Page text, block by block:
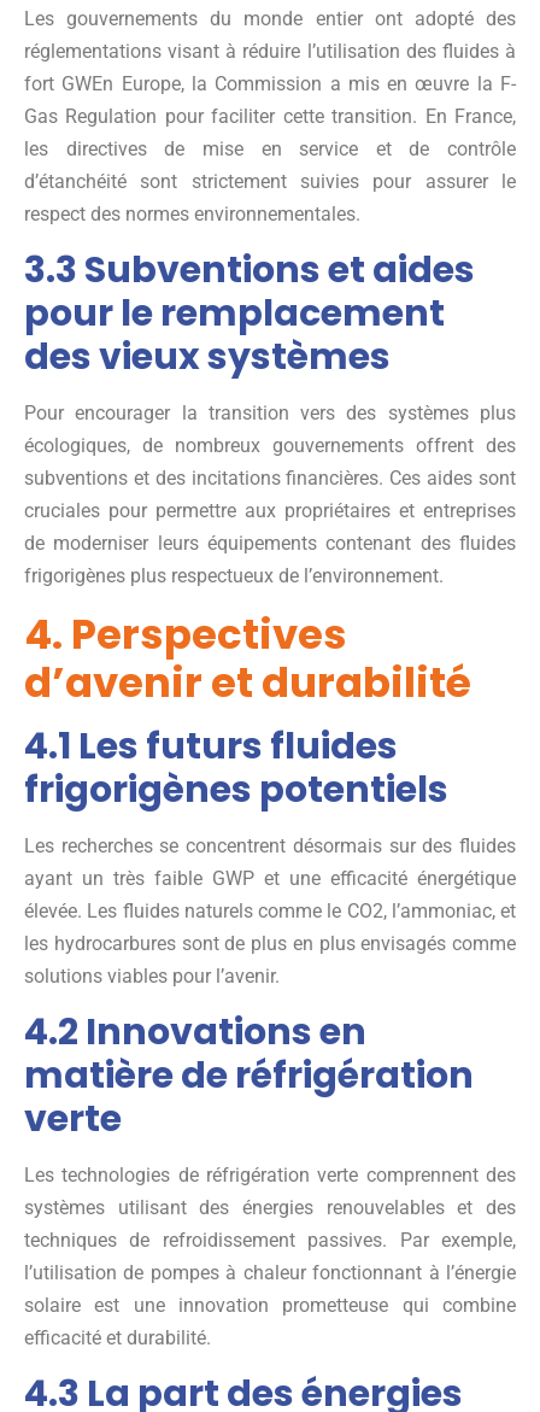
Les gouvernements du monde entier ont adopté des
réglementations visant à réduire l’utilisation des fluides à
fort GWEn Europe, la Commission a mis en œuvre la F-
Gas Regulation pour faciliter cette transition. En France,
les directives de mise en service et de contrôle
d’étanchéité sont strictement suivies pour assurer le
respect des normes environnementales.
3.3 Subventions et aides
pour le remplacement
des vieux systèmes
Pour encourager la transition vers des systèmes plus
écologiques, de nombreux gouvernements offrent des
subventions et des incitations financières. Ces aides sont
cruciales pour permettre aux propriétaires et entreprises
de moderniser leurs équipements contenant des fluides
frigorigènes plus respectueux de l’environnement.
4. Perspectives
d’avenir et durabilité
4.1 Les futurs fluides
frigorigènes potentiels
Les recherches se concentrent désormais sur des fluides
ayant un très faible GWP et une efficacité énergétique
élevée. Les fluides naturels comme le CO2, l’ammoniac, et
les hydrocarbures sont de plus en plus envisagés comme
solutions viables pour l’avenir.
4.2 Innovations en
matière de réfrigération
verte
Les technologies de réfrigération verte comprennent des
systèmes utilisant des énergies renouvelables et des
techniques de refroidissement passives. Par exemple,
l’utilisation de pompes à chaleur fonctionnant à l’énergie
solaire est une innovation prometteuse qui combine
efficacité et durabilité.
4.3 La part des énergies